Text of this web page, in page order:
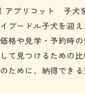
アプリコット 子犬
プードル子犬を迎
格や見学・予約時
て見つけるための
ために、納得でき